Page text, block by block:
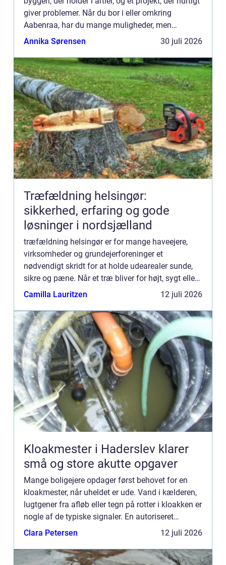
giver problemer. Når du bor i eller omkring
Aabenraa, har du mange muligheder, men
hvordan finder du den rigtige samarbejdspartner
Annika Sørensen 30 juli 2026
Træfældning helsingør:
sikkerhed, erfaring og gode
løsninger i nordsjælland
træfældning helsingør er for mange haveejere,
virksomheder og grundejerforeninger et
nødvendigt skridt for at holde udearealer sunde,
sikre og pæne. Når et træ bliver for højt, sygt eller
står for tæt på hus og ledninger, kræver det både
Camilla Lauritzen 12 juli 2026
Kloakmester i Haderslev klarer
små og store akutte opgaver
Mange boligejere opdager først behovet for en
kloakmester, når uheldet er ude. Vand i kælderen,
lugtgener fra afløb eller tegn på rotter i kloakken er
nogle af de typiske signaler. En autoriseret
kloakmester kan hj&ael...
Clara Petersen 12 juli 2026